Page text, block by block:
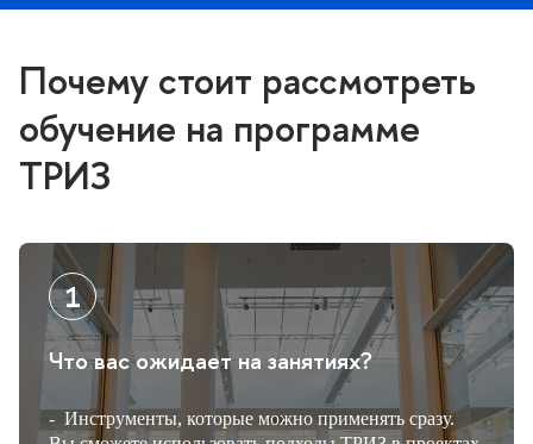
Почему стоит рассмотреть
обучение на программе
ТРИЗ
Что вас ожидает на занятиях?
- Инструменты, которые можно применять сразу.